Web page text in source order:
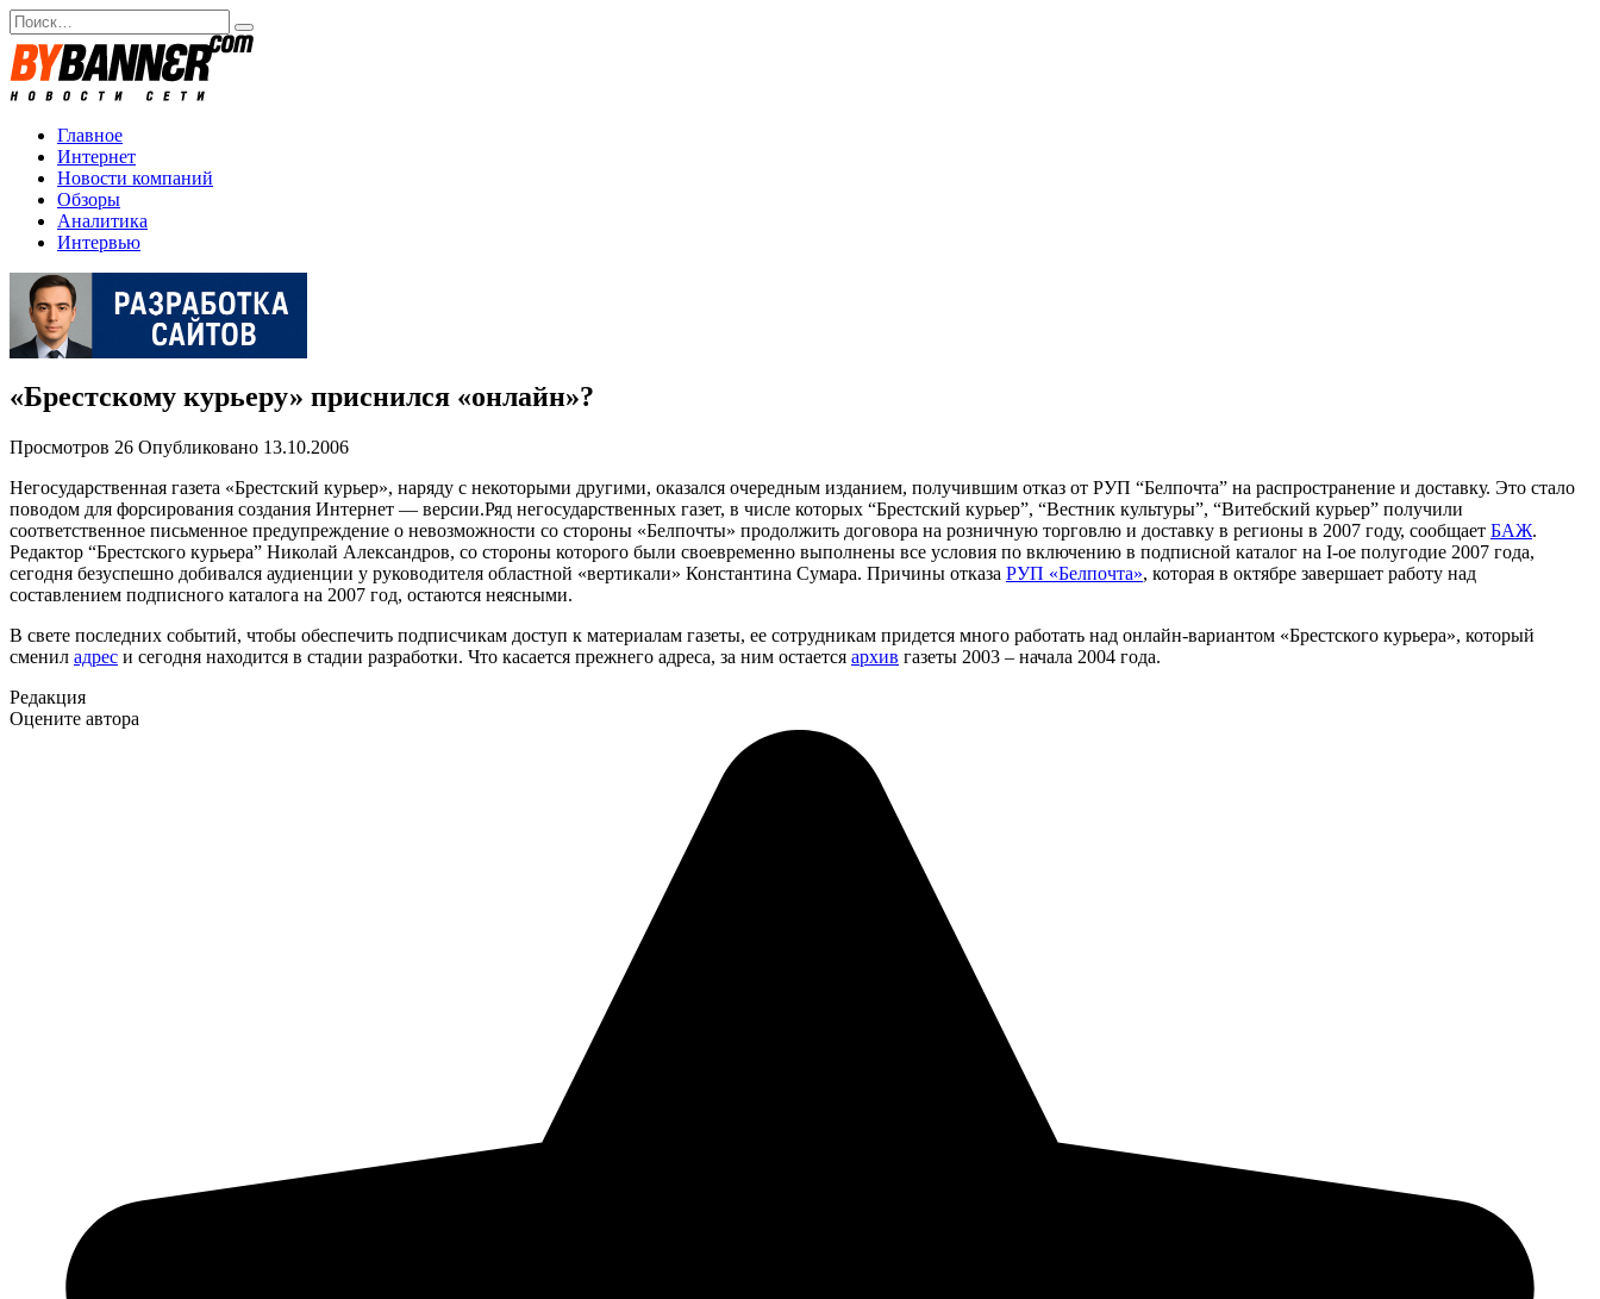
Перейти
к
содержанию
Search
for:
Главное
Интернет
Новости компаний
Обзоры
Аналитика
Интервью
«Брестскому курьеру» приснился «онлайн»?
Просмотров 26 Опубликовано 13.10.2006
Негосударственная газета «Брестский курьер», наряду с некоторыми другими, оказался очередным изданием, получившим отказ от РУП “Белпочта” на распространение и доставку. Это стало
поводом для форсирования создания Интернет — версии.Ряд негосударственных газет, в числе которых “Брестский курьер”, “Вестник культуры”, “Витебский курьер” получили
соответственное письменное предупреждение о невозможности со стороны «Белпочты» продолжить договора на розничную торговлю и доставку в регионы в 2007 году, сообщает БАЖ.
Редактор “Брестского курьера” Николай Александров, со стороны которого были своевременно выполнены все условия по включению в подписной каталог на I-ое полугодие 2007 года,
сегодня безуспешно добивался аудиенции у руководителя областной «вертикали» Константина Сумара. Причины отказа РУП «Белпочта», которая в октябре завершает работу над
составлением подписного каталога на 2007 год, остаются неясными.
В свете последних событий, чтобы обеспечить подписчикам доступ к материалам газеты, ее сотрудникам придется много работать над онлайн-вариантом «Брестского курьера», который
сменил адрес и сегодня находится в стадии разработки. Что касается прежнего адреса, за ним остается архив газеты 2003 – начала 2004 года.
Редакция
Оцените автора